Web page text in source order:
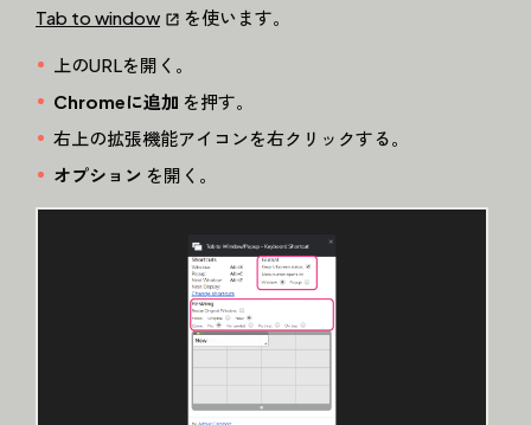
Tab to window
を使います。
上のURLを開く。
Chromeに追加 を押す。
右上の拡張機能アイコンを右クリックする。
オプション を開く。